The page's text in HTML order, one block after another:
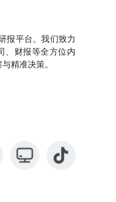
报平台。我们致力
、财报等全方位内
精准决策。